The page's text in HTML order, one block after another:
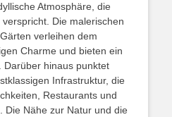
Atmosphäre, die
Die malerischen
verleihen dem
Charme und bieten ein
Darüber hinaus punktet
Infrastruktur, die
Restaurants und
Die Nähe zur Natur und die